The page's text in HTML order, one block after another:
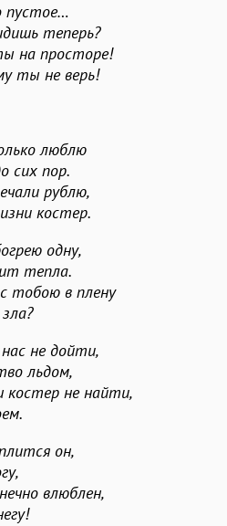
пустое…
теперь?
на просторе!
ты не верь!
люблю
сих пор.
рублю,
костер.
одну,
тепла.
тобою в плену
не дойти,
льдом,
не найти,
он,
влюблен,